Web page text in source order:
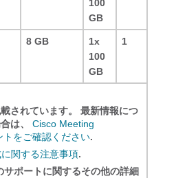
100
GB
8 GB
1x
100
GB
1
されています。 最新情報につ
は、 Cisco Meeting
をご確認ください.
関する注意事項.
ポートに関するその他の詳細